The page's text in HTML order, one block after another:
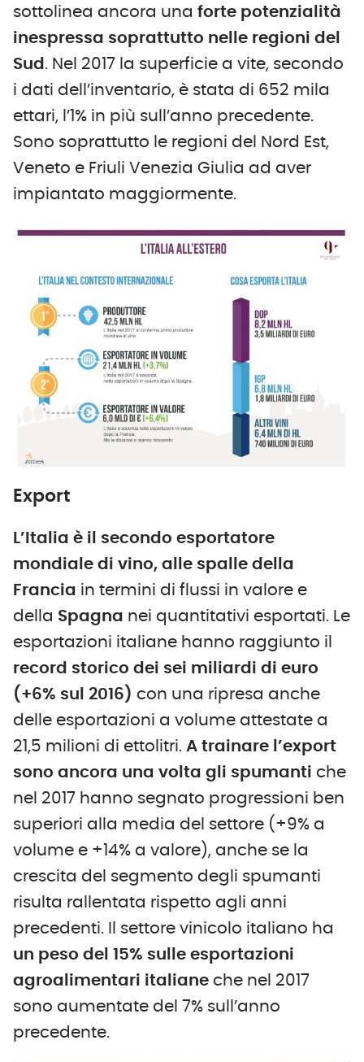
sottolinea ancora una forte potenzialità
inespressa soprattutto nelle regioni del
Sud . Nel 2017 la superficie a vite, secondo
i dati dell’inventario, è stata di 652 mila
ettari, l’1% in più sull’anno precedente.
Sono soprattutto le regioni del Nord Est,
Veneto e Friuli Venezia Giulia ad aver
impiantato maggiormente.
Export
L’Italia è il secondo esportatore
mondiale di vino, alle spalle della
Francia in termini di flussi in valore e
della Spagna nei quantitativi esportati. Le
esportazioni italiane hanno raggiunto il
record storico dei sei miliardi di euro
(+6% sul 2016) con una ripresa anche
delle esportazioni a volume attestate a
21,5 milioni di ettolitri. A trainare l’export
sono ancora una volta gli spumanti che
nel 2017 hanno segnato progressioni ben
superiori alla media del settore (+9% a
volume e +14% a valore), anche se la
crescita del segmento degli spumanti
risulta rallentata rispetto agli anni
precedenti. Il settore vinicolo italiano ha
un peso del 15% sulle esportazioni
agroalimentari italiane che nel 2017
sono aumentate del 7% sull’anno
precedente.